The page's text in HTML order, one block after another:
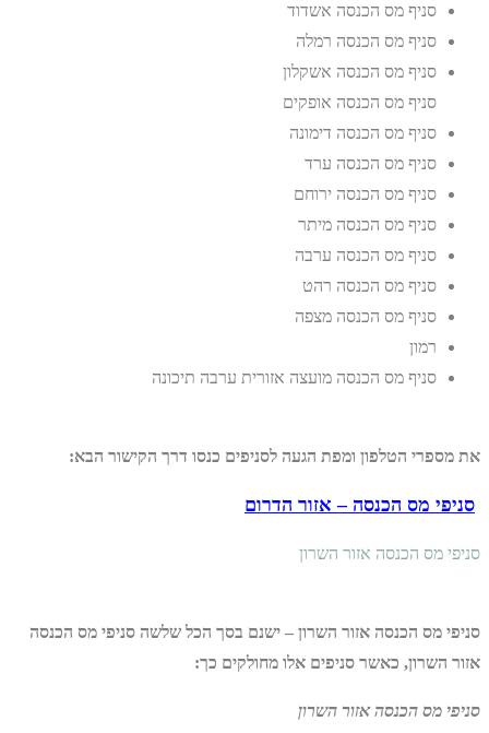
סניף מס הכנסה אשדוד
סניף מס הכנסה רמלה
סניף מס הכנסה אשקלון
סניף מס הכנסה אופקים
סניף מס הכנסה דימונה
סניף מס הכנסה ערד
סניף מס הכנסה ירוחם
סניף מס הכנסה מיתר
סניף מס הכנסה ערבה
סניף מס הכנסה רהט
סניף מס הכנסה מצפה
רמון
סניף מס הכנסה מועצה אזורית ערבה תיכונה
את מספרי הטלפון ומפת הגעה לסניפים כנסו דרך הקישור הבא:
סניפי מס הכנסה – אזור הדרום
סניפי מס הכנסה אזור השרון
סניפי מס הכנסה אזור השרון – ישנם בסך הכל שלשה סניפי מס הכנסה
אזור השרון, כאשר סניפים אלו מחולקים כך:
סניפי מס הכנסה אזור השרון